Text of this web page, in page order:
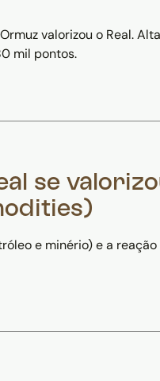
valorizou o Real.
mil pontos.
se
e minério) e a